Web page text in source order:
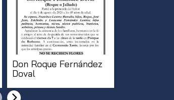
Don Roque Fernández
Doval
AnteriorSiguiente